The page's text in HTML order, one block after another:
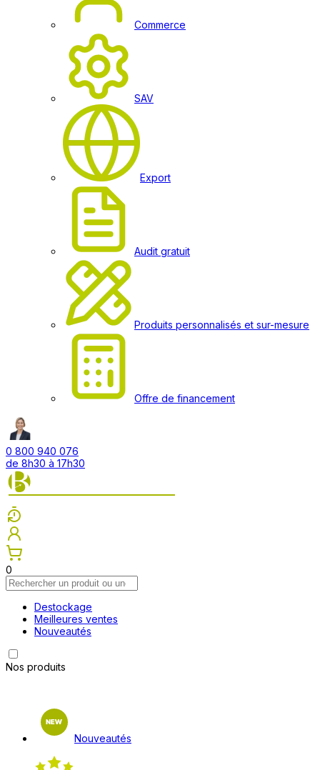
Commerce
SAV
Export
Audit gratuit
Produits personnalisés et sur-mesure
Offre de financement
0 800 940 076
de 8h30 à 17h30
0
Destockage
Meilleures ventes
Nouveautés
Nos produits
Nouveautés